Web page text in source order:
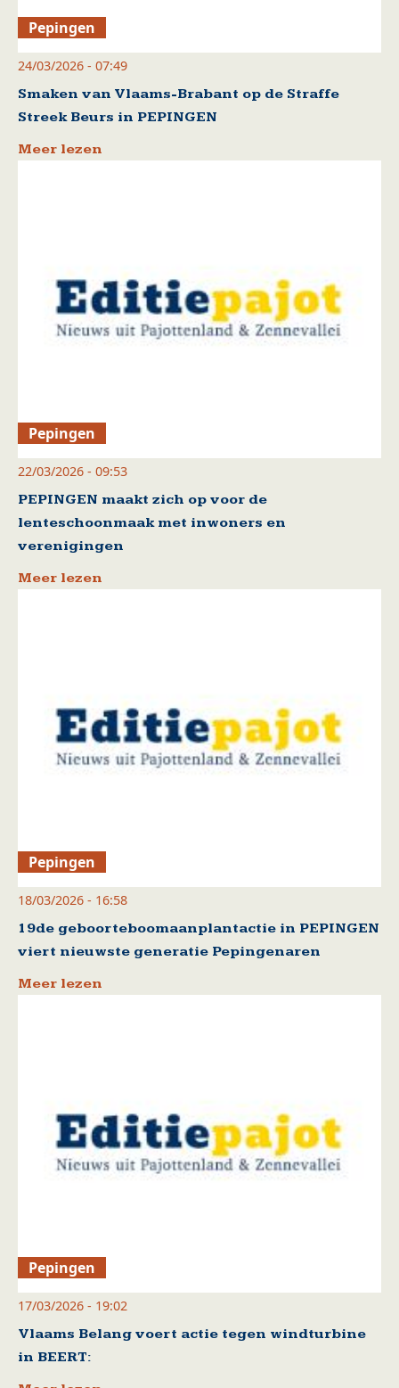
Pepingen
24/03/2026 - 07:49
Smaken van Vlaams-Brabant op de Straffe
Streek Beurs in PEPINGEN
Meer lezen
Pepingen
22/03/2026 - 09:53
PEPINGEN maakt zich op voor de
lenteschoonmaak met inwoners en
verenigingen
Meer lezen
Pepingen
18/03/2026 - 16:58
19de geboorteboomaanplantactie in PEPINGEN
viert nieuwste generatie Pepingenaren
Meer lezen
Pepingen
17/03/2026 - 19:02
Vlaams Belang voert actie tegen windturbine
in BEERT: